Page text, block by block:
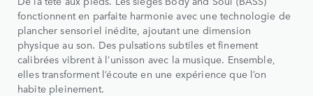
fonctionnent en parfaite harmonie avec une technologie de
plancher sensoriel inédite, ajoutant une dimension
physique au son. Des pulsations subtiles et finement
calibrées vibrent à l’unisson avec la musique. Ensemble,
elles transforment l’écoute en une expérience que l’on
habite pleinement.